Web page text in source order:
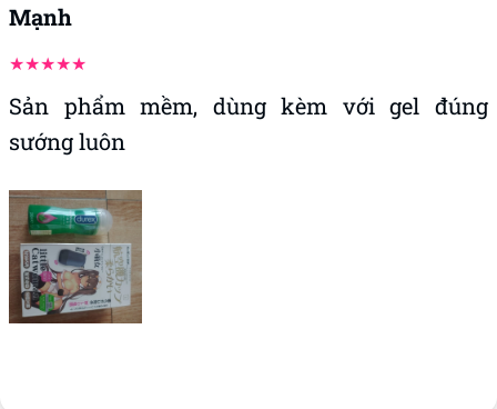
Mạnh
Sản phẩm mềm, dùng kèm với gel đúng
sướng luôn